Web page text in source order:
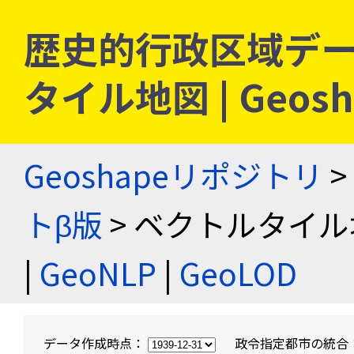
歴史的行政区域デ
タイル地図 |
Geoshapeリポジトリ >
トβ版 > ベクトルタイ
| GeoNLP | GeoLOD
データ作成時点： 政令指定都市の統